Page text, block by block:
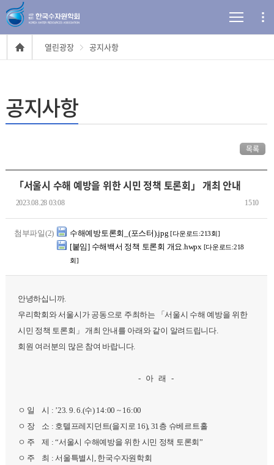
열린광장 공지사항
공지사항
목록
「서울시 수해 예방을 위한 시민 정책 토론회」 개최 안내
2023.08.28 03:08 1510
첨부파일(2) 수해예방토론회_(포스터).jpg[다운로드:213회]
[붙임] 수해백서 정책 토론회 개요.hwpx [다운로드:218
회]
안녕하십니까.
우리학회와 서울시가 공동으로 주최하는 「서울시 수해 예방을 위한
시민 정책 토론회」 개최 안내를 아래와 같이 알려드립니다.
회원 여러분의 많은 참여 바랍니다.
- 아 래 -
ㅇ 일 시 : ’23. 9. 6.(수) 14:00 ~ 16:00
ㅇ 장 소 : 호텔프레지던트(을지로 16), 31층 슈베르트홀
ㅇ 주 제 : “서울시 수해예방을 위한 시민 정책 토론회”
ㅇ 주 최 : 서울특별시, 한국수자원학회